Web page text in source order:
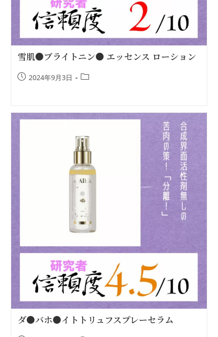
雪肌●ブライトニン● エッセンス ローション
2024年9月3日
ダ●バホ●イトトリュフスプレーセラム